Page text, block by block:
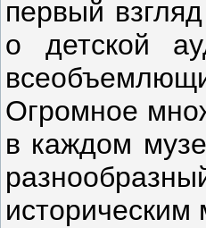
первый
о детской
Огромное
в каждом